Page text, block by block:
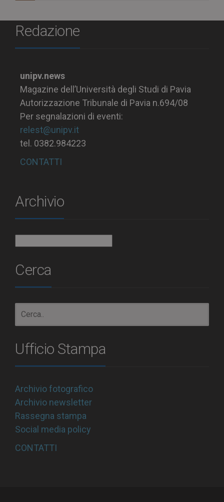
Redazione
unipv.news
Magazine dell’Università degli Studi di Pavia
Autorizzazione Tribunale di Pavia n.694/08
Per segnalazioni di eventi:
relest@unipv.it
tel. 0382.984223
CONTATTI
Archivio
Cerca
Ufficio Stampa
Archivio fotografico
Archivio newsletter
Rassegna stampa
Social media policy
CONTATTI